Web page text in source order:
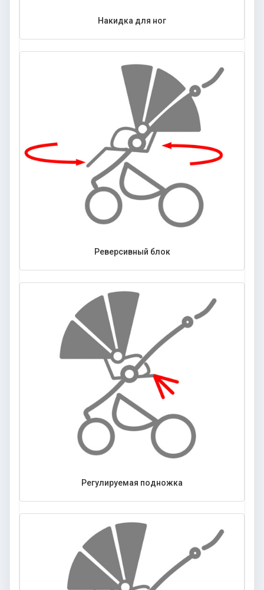
Накидка для ног
Реверсивный блок
Регулируемая подножка